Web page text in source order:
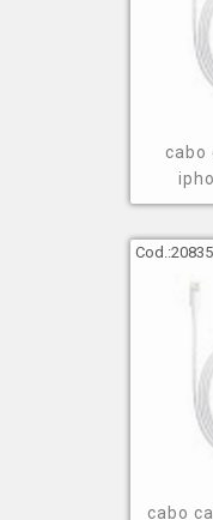
fone de ouvido
carregador portátil
caixa de som jbl preço;
Levando-se em
queira saber mais
varia de acordo com a
Saiba onde
carregador
Para encontrar fones
energia e
técnica, você pode
cabo
Cod.:20835
cabo